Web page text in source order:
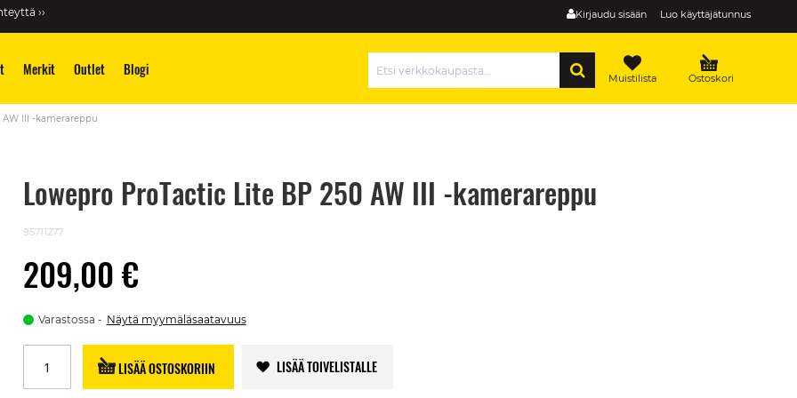
Kirjaudu sisään Luo käyttäjätunnus
››
Merkit Outlet Blogi Ostoskori
Muistilista
AW III -kamerareppu
Lowepro ProTactic Lite BP 250 AW III -kamerareppu
95711277
209,00 €
Varastossa Näytä myymäläsaatavuus
LISÄÄ OSTOSKORIIN LISÄÄ TOIVELISTALLE